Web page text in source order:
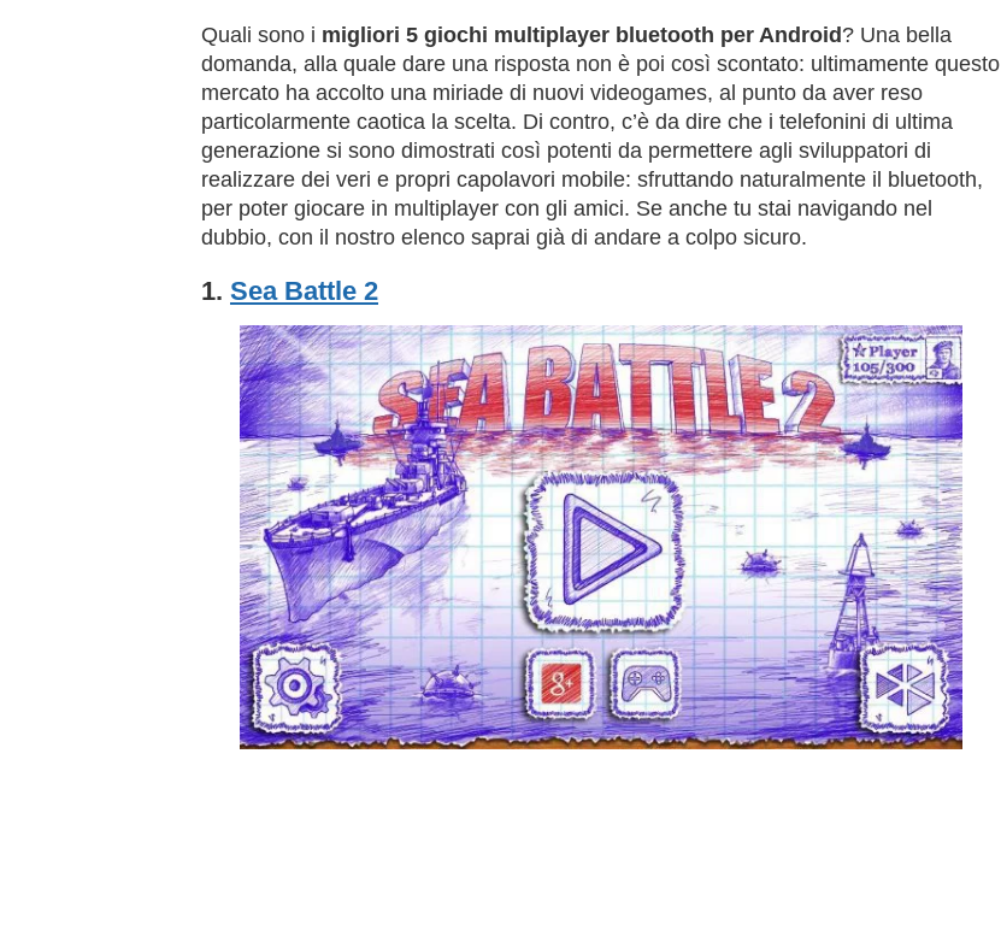
Quali sono i migliori 5 giochi multiplayer bluetooth per Android ? Una bella
domanda, alla quale dare una risposta non è poi così scontato: ultimamente questo
mercato ha accolto una miriade di nuovi videogames, al punto da aver reso
particolarmente caotica la scelta. Di contro, c’è da dire che i telefonini di ultima
generazione si sono dimostrati così potenti da permettere agli sviluppatori di
realizzare dei veri e propri capolavori mobile: sfruttando naturalmente il bluetooth,
per poter giocare in multiplayer con gli amici. Se anche tu stai navigando nel
dubbio, con il nostro elenco saprai già di andare a colpo sicuro.
1. Sea Battle 2